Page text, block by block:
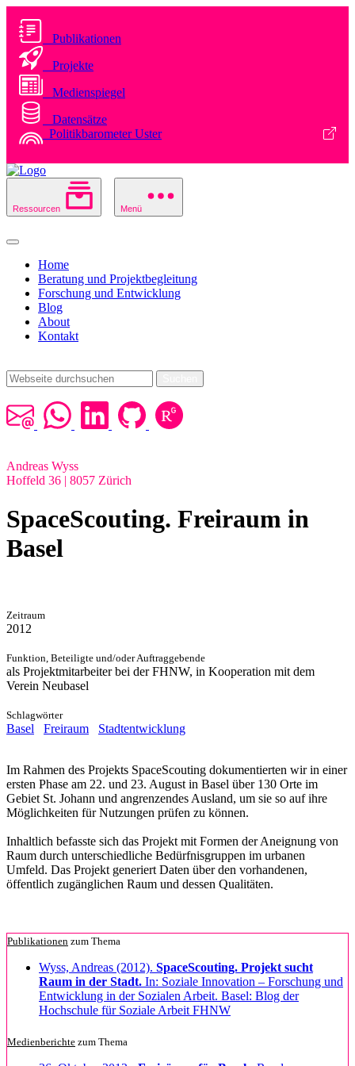
Publikationen
Projekte
Medienspiegel
Datensätze
Politikbarometer Uster
Ressourcen Menü
Home
Beratung und Projektbegleitung
Forschung und Entwicklung
Blog
About
Kontakt
Andreas Wyss
Hoffeld 36 | 8057 Zürich
SpaceScouting. Freiraum in
Basel
Zeitraum
2012
Funktion, Beteiligte und/oder Auftraggebende
als Projektmitarbeiter bei der FHNW, in Kooperation mit dem
Verein Neubasel
Schlagwörter
Basel Freiraum Stadtentwicklung
Im Rahmen des Projekts SpaceScouting dokumentierten wir in einer
ersten Phase am 22. und 23. August in Basel über 130 Orte im
Gebiet St. Johann und angrenzendes Ausland, um sie so auf ihre
Möglichkeiten für Nutzungen prüfen zu können.
Inhaltlich befasste sich das Projekt mit Formen der Aneignung von
Raum durch unterschiedliche Bedürfnisgruppen im urbanen
Umfeld. Das Projekt generiert Daten über den vorhandenen,
öffentlich zugänglichen Raum und dessen Qualitäten.
Publikationen zum Thema
Wyss, Andreas (2012). SpaceScouting. Projekt sucht
Raum in der Stadt. In: Soziale Innovation – Forschung und
Entwicklung in der Sozialen Arbeit. Basel: Blog der
Hochschule für Soziale Arbeit FHNW
Medienberichte zum Thema